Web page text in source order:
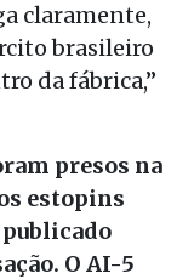
claramente,
brasileiro
da fábrica,”
presos na
estopins
O AI-5